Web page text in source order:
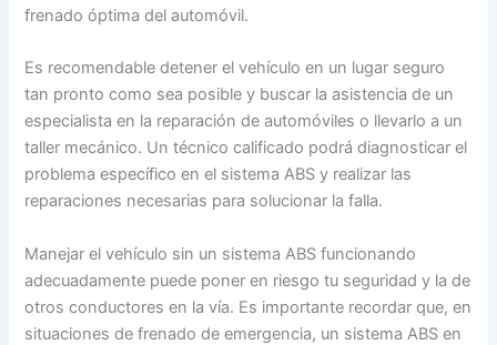
frenado óptima del automóvil.
Es recomendable detener el vehículo en un lugar seguro
tan pronto como sea posible y buscar la asistencia de un
especialista en la reparación de automóviles o llevarlo a un
taller mecánico. Un técnico calificado podrá diagnosticar el
problema específico en el sistema ABS y realizar las
reparaciones necesarias para solucionar la falla.
Manejar el vehículo sin un sistema ABS funcionando
adecuadamente puede poner en riesgo tu seguridad y la de
otros conductores en la vía. Es importante recordar que, en
situaciones de frenado de emergencia, un sistema ABS en